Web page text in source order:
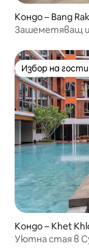
Кондо – Bang Rak
Зашеметяващ
Избор на
Избор на
Кондо – Khet
Уютна стая в